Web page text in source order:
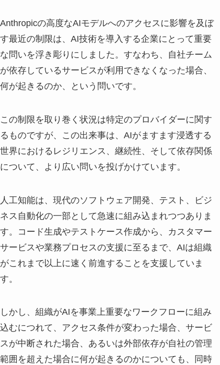
Anthropicの高度なAIモデルへのアクセスに影響を及ぼ
す最近の制限は、AI技術を導入する企業にとって重要
な問いを浮き彫りにしました。すなわち、自社チーム
が依存しているサービスが利用できなくなった場合、
何が起きるのか、という問いです。
この制限を取り巻く状況は特定のプロバイダーに関す
るものですが、この出来事は、AIがますます浸透する
世界におけるレジリエンス、継続性、そして依存関係
について、より広い問いを投げかけています。
人工知能は、現代のソフトウェア開発、テスト、ビジ
ネス自動化の一部として急速に組み込まれつつありま
す。コード生成やテストケース作成から、カスタマー
サービスや業務プロセスの支援に至るまで、AIは組織
がこれまで以上に速く前進することを支援していま
す。
しかし、組織がAIを事業上重要なワークフローに組み
込むにつれて、アクセス条件が変わった場合、サービ
スが中断された場合、あるいは外部依存が自社の管理
範囲を超えた場合に何が起きるのかについても、同時